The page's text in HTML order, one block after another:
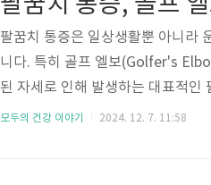
유전자 변이가 있는 경우가 많아 발
팔꿈치 통증은 일상생활뿐 아니라
니다. 특히 골프 엘보(Golfer's
된 자세로 인해 발생하는 대표적인
수들에게 흔히 나타나지만, 팔꿈치
모두의 건강 이야기 2024. 12. 7. 11:58